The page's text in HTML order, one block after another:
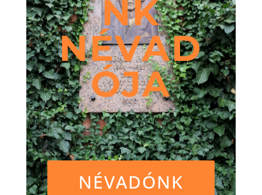
NK
NÉVAD
ÓJA
NÉVADÓNK